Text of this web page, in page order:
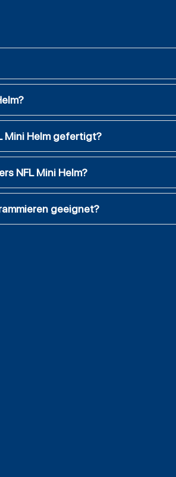
Mini Helm gefertigt?
NFL Mini Helm?
geeignet?